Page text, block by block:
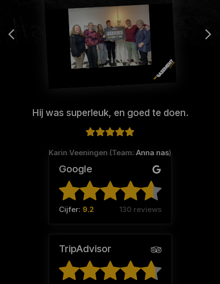
Hij was superleuk, en goed te doen.
Karin Veeningen (Team: Anna nas)
Google
Cijfer: 9.2 130 reviews
TripAdvisor